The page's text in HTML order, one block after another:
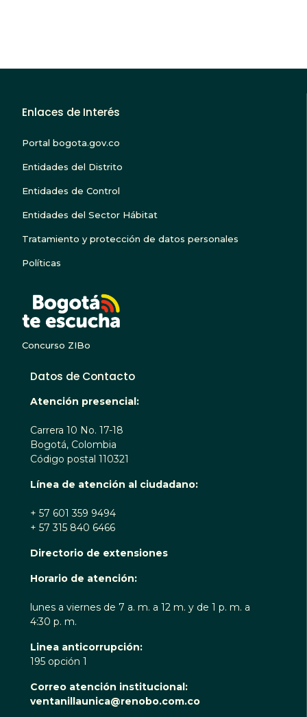
Enlaces de Interés
Portal bogota.gov.co
Entidades del Distrito
Entidades de Control
Entidades del Sector Hábitat
Tratamiento y protección de datos personales
Políticas
Concurso ZIBo
Datos de Contacto
Atención presencial:
Carrera 10 No. 17-18
Bogotá, Colombia
Código postal 110321
Línea de atención al ciudadano:
+ 57 601 359 9494
+ 57 315 840 6466
Directorio de extensiones
Horario de atención:
lunes a viernes de 7 a. m. a 12 m. y de 1 p. m. a
4:30 p. m.
Linea anticorrupción:
195 opción 1
Correo atención institucional:
ventanillaunica@renobo.com.co